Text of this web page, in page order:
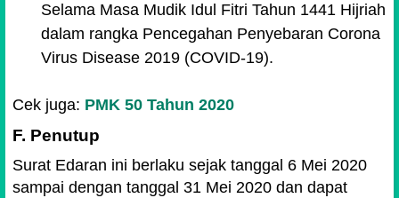
Selama Masa Mudik Idul Fitri Tahun 1441 Hijriah
dalam rangka Pencegahan Penyebaran Corona
Virus Disease 2019 (COVID-19).
Cek juga: PMK 50 Tahun 2020
F. Penutup
Surat Edaran ini berlaku sejak tanggal 6 Mei 2020
sampai dengan tanggal 31 Mei 2020 dan dapat